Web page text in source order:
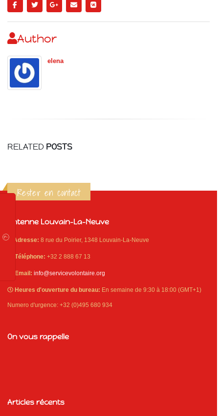
Author
elena
RELATED POSTS
Rester en contact
Antenne Louvain-La-Neuve
Adresse: 8 rue du Poirier, 1348 Louvain-La-Neuve
Téléphone: +32 2 888 67 13
Email: info@servicevolontaire.org
Heures d'ouverture du bureau: En semaine de 9:30 à 18:00 (GMT+1)
Numero d'urgence: +32 (0)495 680 934
On vous rappelle
Articles récents